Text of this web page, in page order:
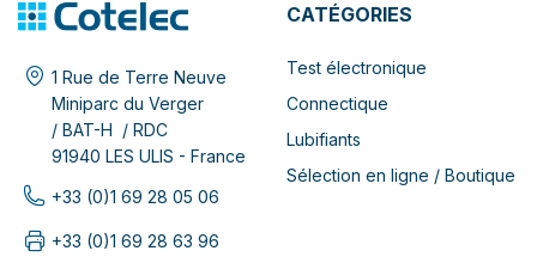
1 Rue de Terre Neuve
Miniparc du Verger
/ BAT-H / RDC
91940 LES ULIS - France
+33 (0)1 69 28 05 06
+33 (0)1 69 28 63 96
CATÉGORIES
Test électronique
Connectique
Lubifiants
Sélection en ligne / Boutique